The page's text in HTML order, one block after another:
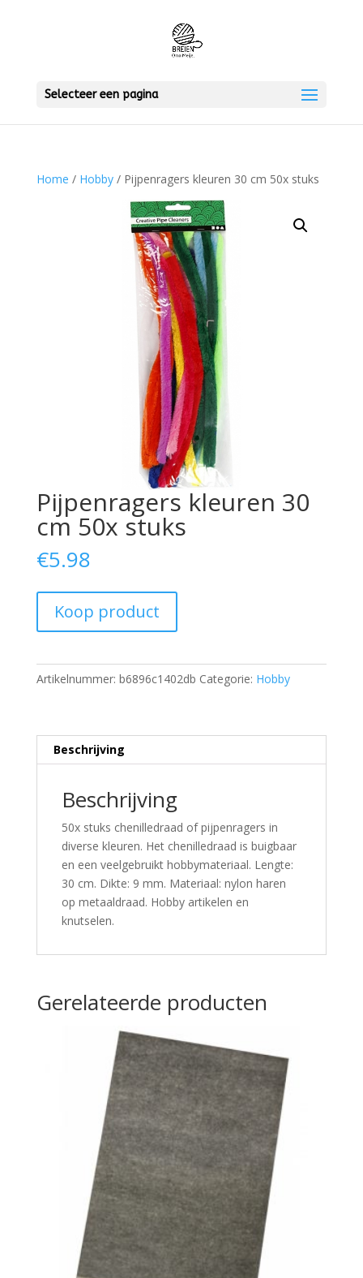
Selecteer een pagina
Home / Hobby/ Pijpenragers kleuren 30 cm 50x stuks
Pijpenragers kleuren 30
cm 50x stuks
€5.98
Koop product
Artikelnummer: b6896c1402db Categorie: Hobby
Beschrijving
Beschrijving
50x stuks chenilledraad of pijpenragers in
diverse kleuren. Het chenilledraad is buigbaar
en een veelgebruikt hobbymateriaal. Lengte:
30 cm. Dikte: 9 mm. Materiaal: nylon haren
op metaaldraad. Hobby artikelen en
knutselen.
Gerelateerde producten